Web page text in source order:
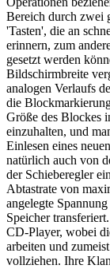
Bereich durch zwei
'Tasten', die an
erinnern, zum
gesetzt werden
Bildschirmbreite
analogen Verlaufs
die
Größe des Blockes
einzuhalten, und
Einlesen eines
natürlich auch von
der Schieberegler
Abtastrate von
angelegte
Speicher
CD-Player, wobei
arbeiten und
vollziehen. Ihre